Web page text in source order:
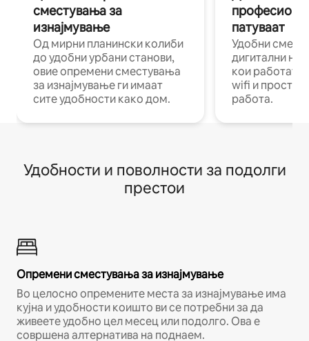
сместувања за
изнајмување
Од мирни планински колиби
до удобни урбани станови,
овие опремени сместувања
за изнајмување ги имаат
сите удобности како дом.
патуваат
Удобни
дигитални
кои работат
wifi и
работа.
Удобности и поволности за подолги
престои
Опремени сместувања за изнајмување
Во целосно опремените места за изнајмување има
кујна и удобности коишто ви се потребни за да
живеете удобно цел месец или подолго. Ова е
совршена алтернатива на поднаем.